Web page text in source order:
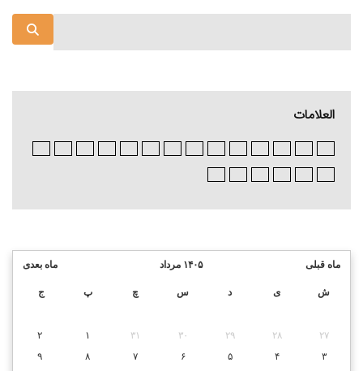
العلامات
ماه بعدی ۱۴۰۵ مرداد ماه قبلی
ش ی د س چ پ ج
۲۷ ۲۸ ۲۹ ۳۰ ۳۱ ۱
۲
۳
۴ ۵ ۶ ۷ ۸
۹